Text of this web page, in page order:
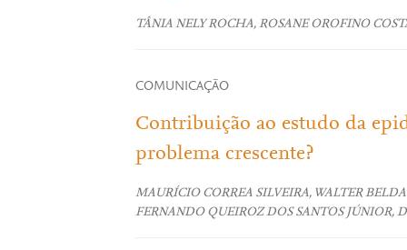
TÂNIA NELY ROCHA, ROSANE OROFINO
COMUNICAÇÃO
Contribuição ao estudo da
problema crescente?
MAURÍCIO CORREA SILVEIRA, WALTER
FERNANDO QUEIROZ DOS SANTOS JÚNIOR,